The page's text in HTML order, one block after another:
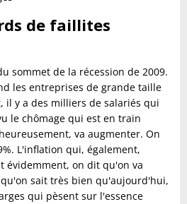
de faillites
sommet de la récession de 2009.
les entreprises de grande taille
y a des milliers de salariés qui
le chômage qui est en train
va augmenter. On
L'inflation qui, également,
évidemment, on dit qu'on va
sait très bien qu'aujourd'hui,
qui pèsent sur l'essence